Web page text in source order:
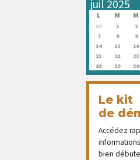
L M M
30 1 2
7
8 9
14
15 16
21
22 23
28
29 30
Le kit
de
Accédez
bien